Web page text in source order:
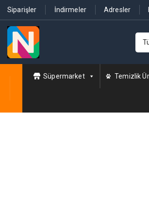
Siparişler İndirmeler Adresler
Süpermarket Temizlik